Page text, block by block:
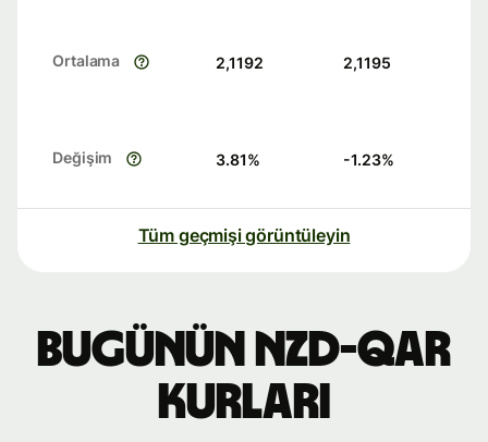
Ortalama 2,1192 2,1195
Değişim 3.81% -1.23%
Tüm geçmişi görüntüleyin
Bugünün NZD-QAR
kurları